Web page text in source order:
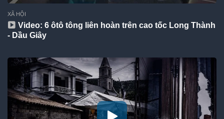
XÃ HỘI
Video: 6 ôtô tông liên hoàn trên cao tốc Long Thành
- Dầu Giây